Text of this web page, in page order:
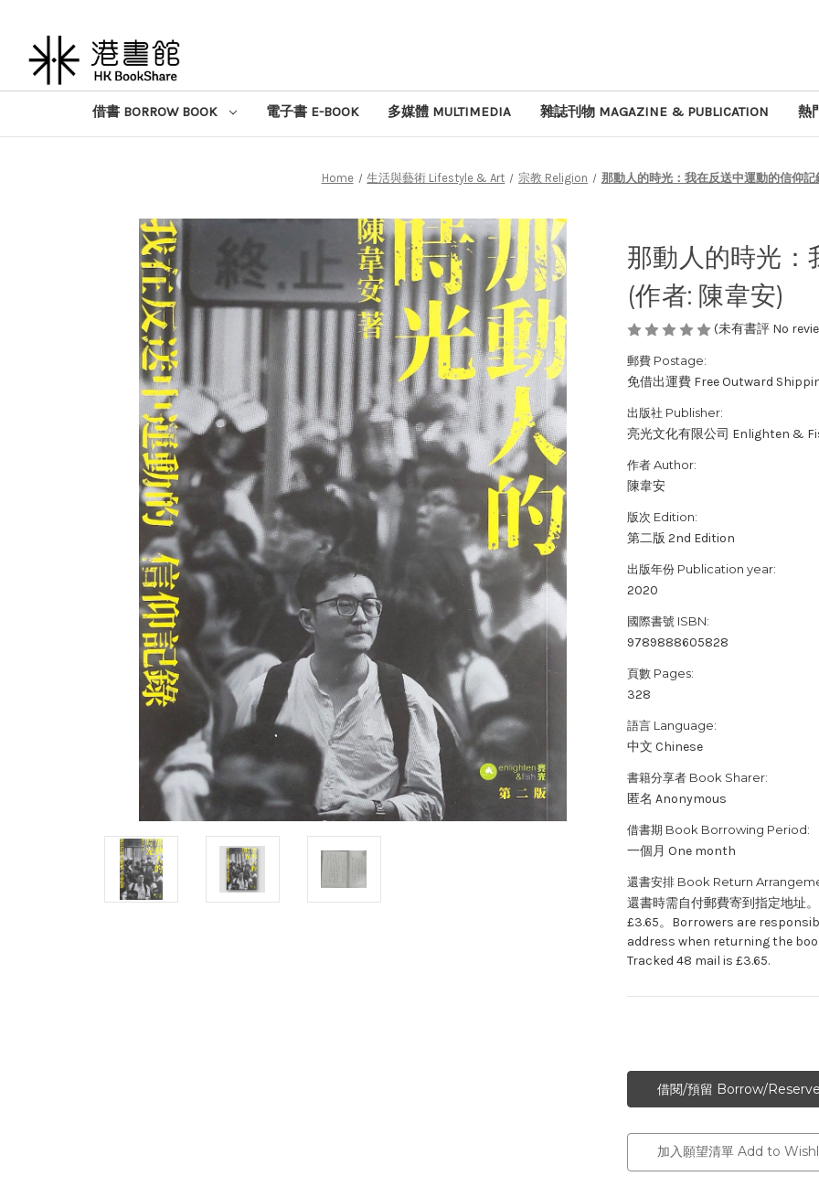
借書 BORROW BOOK 電子書 E-BOOK 多媒體 MULTIMEDIA 雜誌刊物 MAGAZINE & PUBLICATION 熱
Home 生活與藝術 Lifestyle & Art 宗教 Religion 那動人的時光：我在反送中運動的信仰
那動人的時光：
(作者: 陳韋安)
(未有書評 No
郵費 Postage:
免借出運費 Free Outward
出版社 Publisher:
亮光文化有限公司 Enlighten &
作者 Author:
陳韋安
版次 Edition:
第二版 2nd Edition
出版年份 Publication year:
2020
國際書號 ISBN:
9789888605828
頁數 Pages:
328
語言 Language:
中文 Chinese
書籍分享者 Book Sharer:
匿名 Anonymous
借書期 Book Borrowing Period:
一個月 One month
還書安排 Book Return
還書時需自付郵費寄到指定地址
£3.65。Borrowers are
address when returning the
Tracked 48 mail is £3.65.
加入願望清單 Add to